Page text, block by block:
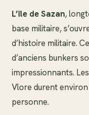
L’île de Sazan,
base militaire,
d’histoire militaire.
d’anciens bunkers
impressionnants.
Vlore durent
personne.